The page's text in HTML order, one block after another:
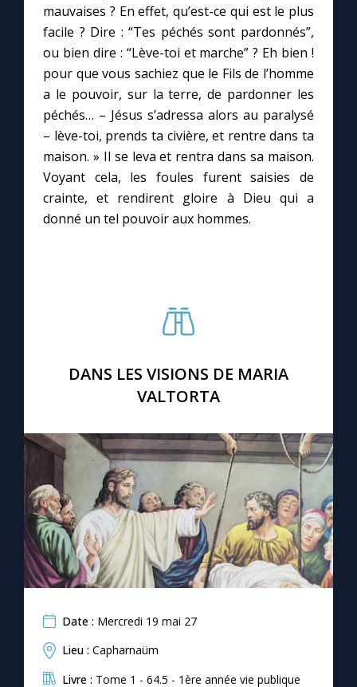
Marie qui défait les nœuds
Me consacrer à Jésus par Marie
Mes intentions de prière
Une Minute avec Marie
Une neuvaine
Chapelet pour le monde
Contact
Marie de Nazareth
mauvaises ? En effet, qu’est-ce qui est le plus
facile ? Dire : “Tes péchés sont pardonnés”,
ou bien dire : “Lève-toi et marche” ? Eh bien !
pour que vous sachiez que le Fils de l’homme
a le pouvoir, sur la terre, de pardonner les
péchés… – Jésus s’adressa alors au paralysé
– lève-toi, prends ta civière, et rentre dans ta
maison. » Il se leva et rentra dans sa maison.
Voyant cela, les foules furent saisies de
crainte, et rendirent gloire à Dieu qui a
donné un tel pouvoir aux hommes.
DANS LES VISIONS DE MARIA
VALTORTA
Date : Mercredi 19 mai 27
Lieu : Capharnaüm
Livre : Tome 1 - 64.5 - 1ère année vie publique